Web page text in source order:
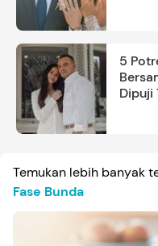
5
Dipuji
Temukan lebih banyak
Fase Bunda